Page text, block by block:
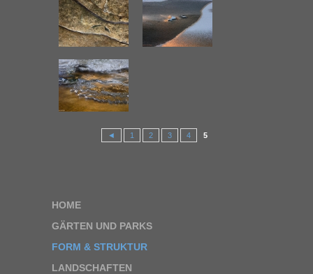
◄ 1 2 3 4 5
HOME
GÄRTEN UND PARKS
FORM & STRUKTUR
LANDSCHAFTEN